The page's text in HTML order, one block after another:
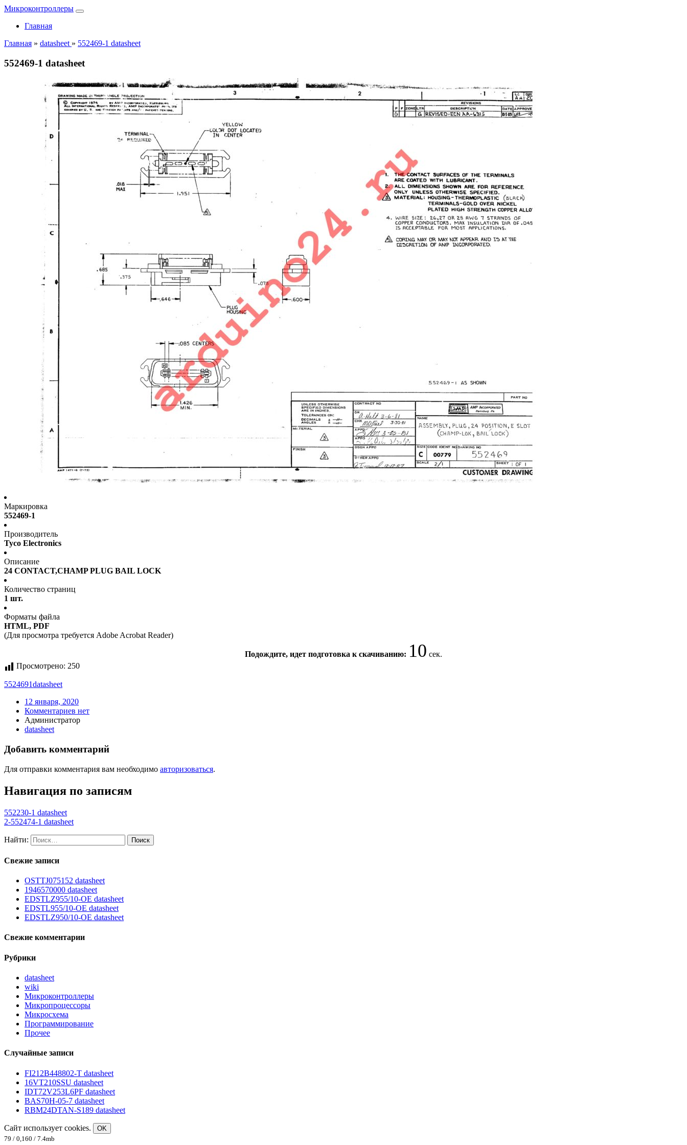
Микроконтроллеры
Главная
Главная » datasheet » 552469-1 datasheet
552469-1 datasheet
Маркировка
552469-1
Производитель
Tyco Electronics
Описание
24 CONTACT,CHAMP PLUG BAIL LOCK
Количество страниц
1 шт.
Форматы файла
HTML, PDF
(Для просмотра требуется Adobe Acrobat Reader)
Подождите, идет подготовка к скачиванию: 10 сек.
Просмотрено: 250
5524691datasheet
12 января, 2020
Комментариев нет
Администратор
datasheet
Добавить комментарий
Для отправки комментария вам необходимо авторизоваться.
Навигация по записям
552230-1 datasheet
2-552474-1 datasheet
Найти:
Свежие записи
OSTTJ075152 datasheet
1946570000 datasheet
EDSTLZ955/10-OE datasheet
EDSTL955/10-OE datasheet
EDSTLZ950/10-OE datasheet
Свежие комментарии
Рубрики
datasheet
wiki
Микроконтроллеры
Микропроцессоры
Микросхема
Программирование
Прочее
Случайные записи
FI212B448802-T datasheet
16VT210SSU datasheet
IDT72V253L6PF datasheet
BAS70H-05-7 datasheet
RBM24DTAN-S189 datasheet
Сайт использует cookies.
OK
79 / 0,160 / 7.4mb